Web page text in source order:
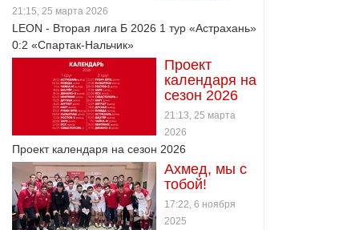
21:15, 25 марта 2026
LEON - Вторая лига Б 2026 1 тур «Астрахань»
0:2 «Спартак-Нальчик»
Проект
календаря на
сезон 2026
21:13, 25 марта
2026
Проект календаря на сезон 2026
Ахмед, мы с
тобой!
17:22, 6 ноября
2025